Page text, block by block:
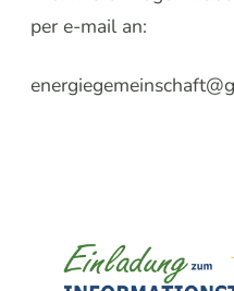
per e-mail an: